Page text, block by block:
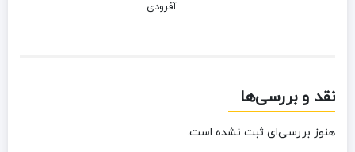
آفرودی
نقد و بررسی‌ها
هنوز بررسی‌ای ثبت نشده است.